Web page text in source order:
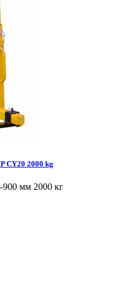
CY20 2000 kg
мм 2000 кг